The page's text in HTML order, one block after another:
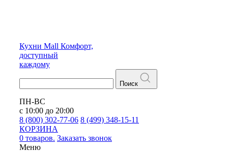
Кухни Mall Комфорт,
доступный
каждому
Поиск
ПН-ВС
с 10:00 до 20:00
8 (800) 302-77-06 8 (499) 348-15-11
КОРЗИНА
0 товаров. Заказать звонок
Меню